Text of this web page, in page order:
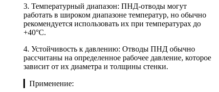
3. Температурный диапазон: ПНД-отводы могут
работать в широком диапазоне температур, но обычно
рекомендуется использовать их при температурах до
+40°C.
4. Устойчивость к давлению: Отводы ПНД обычно
рассчитаны на определенное рабочее давление, которое
зависит от их диаметра и толщины стенки.
▎Применение: